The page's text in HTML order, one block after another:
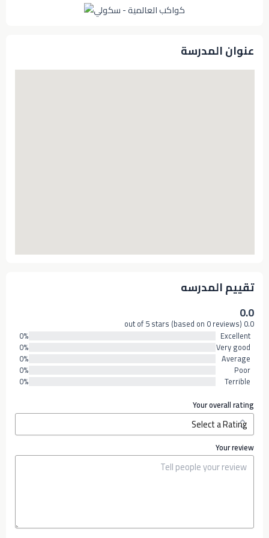
عنوان المدرسة
تقييم المدرسه
0.0
0.0 out of 5 stars (based on 0 reviews)
Excellent
0%
Very good
0%
Average
0%
Poor
0%
Terrible
0%
Your overall rating
Your review